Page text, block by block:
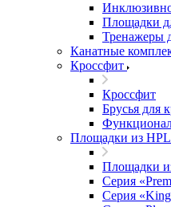
Площадки
Тренажеры
Канатные
Кроссфит
Кроссфит
Брусья для
Площадки из
Площадки
Серия
Серия